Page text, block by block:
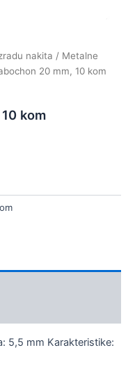
nakita / Metalne
20 mm, 10 kom
kom
5,5 mm Karakteristike: